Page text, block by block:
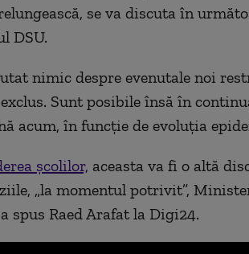
se va discuta în
DSU.
nimic despre evenutale noi
Sunt posibile însă în
acum, în funcție de evoluția
școlilor, aceasta va fi o altă
„la momentul potrivit”,
spus Raed Arafat la Digi24.